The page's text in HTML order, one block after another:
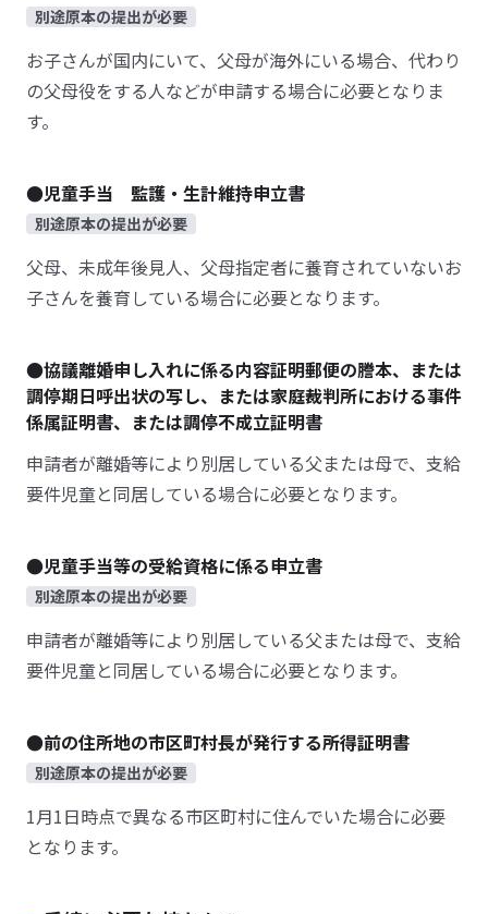
別途原本の提出が必要
お子さんが国内にいて、父母が海外にいる場合、代わり
の父母役をする人などが申請する場合に必要となりま
す。
●児童手当 監護・生計維持申立書
別途原本の提出が必要
父母、未成年後見人、父母指定者に養育されていないお
子さんを養育している場合に必要となります。
●協議離婚申し入れに係る内容証明郵便の謄本、または
調停期日呼出状の写し、または家庭裁判所における事件
係属証明書、または調停不成立証明書
申請者が離婚等により別居している父または母で、支給
要件児童と同居している場合に必要となります。
●児童手当等の受給資格に係る申立書
別途原本の提出が必要
申請者が離婚等により別居している父または母で、支給
要件児童と同居している場合に必要となります。
●前の住所地の市区町村長が発行する所得証明書
別途原本の提出が必要
1月1日時点で異なる市区町村に住んでいた場合に必要
となります。